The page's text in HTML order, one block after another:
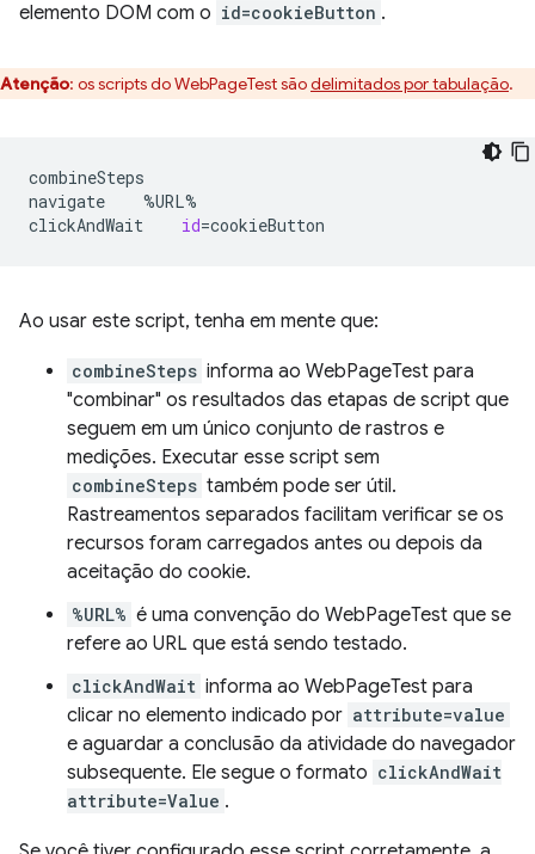
elemento DOM com o id=cookieButton .
Atenção: os scripts do WebPageTest sãodelimitados por tabulação.
combineSteps
navigate
%URL%
clickAndWait
id=
Ao usar este script, tenha em mente que:
combineSteps informa ao WebPageTest para
"combinar" os resultados das etapas de script que
seguem em um único conjunto de rastros e
medições. Executar esse script sem
combineSteps também pode ser útil.
Rastreamentos separados facilitam verificar se os
recursos foram carregados antes ou depois da
aceitação do cookie.
%URL% é uma convenção do WebPageTest que se
refere ao URL que está sendo testado.
clickAndWait informa ao WebPageTest para
clicar no elemento indicado por attribute=value
e aguardar a conclusão da atividade do navegador
subsequente. Ele segue o formato clickAndWait
attribute=Value .